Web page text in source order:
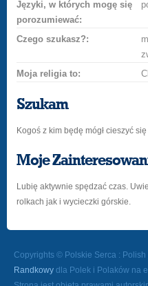
Języki, w których mogę się
porozumiewać:
Czego szukasz?:
Moja religia to:
Szukam
Kogoś z kim będę mógł cieszyć
Moje
Lubię aktywnie spędzać czas.
rolkach jak i wycieczki górskie.
Copyrights © Polskie Serca : Polish
Randkowy dla Polek i Polaków na